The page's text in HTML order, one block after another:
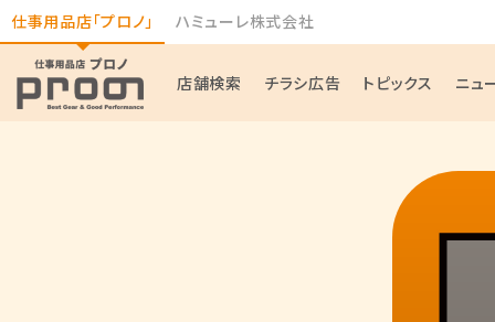
仕事用品店「プロノ」 ハミューレ株式会社
店舗検索 チラシ広告 トピックス ニュ